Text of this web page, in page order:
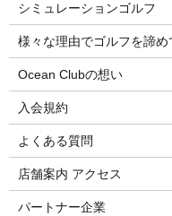
シミュレーションゴルフ
様々な理由でゴルフを諦
Ocean Clubの想い
入会規約
よくある質問
店舗案内 アクセス
パートナー企業